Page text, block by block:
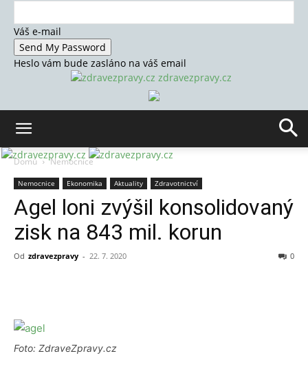
Váš e-mail
Heslo vám bude zasláno na váš email
zdravezpravy.cz
Domů Nemocnice
Nemocnice Ekonomika Aktuality Zdravotnictví
Agel loni zvýšil konsolidovaný
zisk na 843 mil. korun
Od zdravezpravy - 22. 7. 2020 0
Foto: ZdraveZpravy.cz